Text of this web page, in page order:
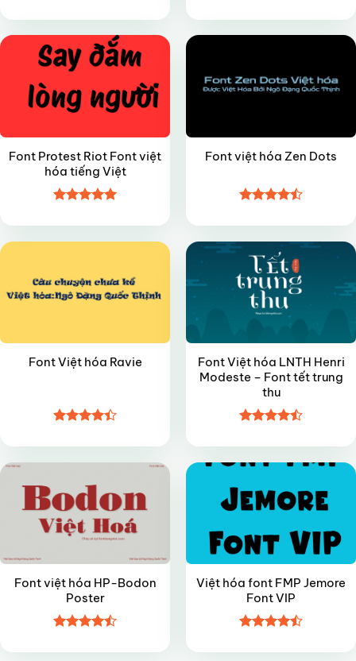
hạng4.85
5 sao
hạng4.95
sao
Font Protest Riot Font việt
hóa tiếng Việt
hạng4.95
Font việt hóa Zen Dots
hạng4.5
Font Việt hóa Ravie
hạng4.4
Font Việt hóa LNTH Henri
Modeste – Font tết trung
thu
hạng4.5
Font việt hóa HP-Bodon
Poster
hạng4.45
Việt hóa font FMP Jemore
Font VIP
hạng4.5